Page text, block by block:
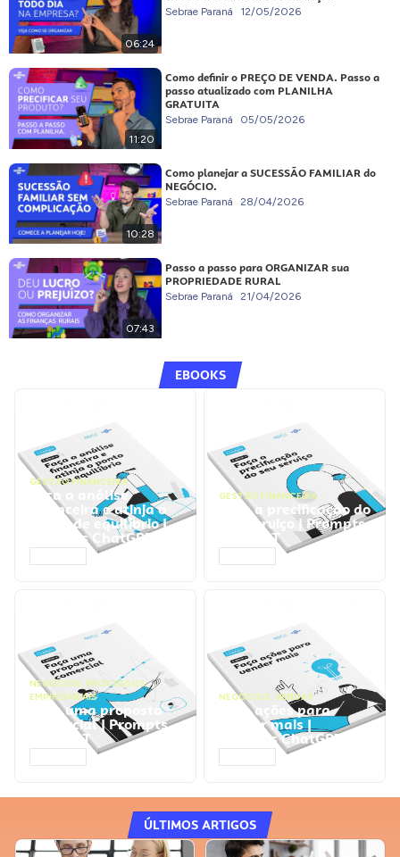
06:24
Sebrae Paraná 12/05/2026
11:20
Como definir o PREÇO DE VENDA. Passo a
passo atualizado com PLANILHA
GRATUITA
Sebrae Paraná 05/05/2026
10:28
Como planejar a SUCESSÃO FAMILIAR do
NEGÓCIO.
Sebrae Paraná 28/04/2026
07:43
Passo a passo para ORGANIZAR sua
PROPRIEDADE RURAL
Sebrae Paraná 21/04/2026
EBOOKS
GESTÃO FINANCEIRA
Faça a análise
financeira e atinja o
ponto de equilíbrio |
Prompts ChatGPT
GESTÃO FINANCEIRA
Faça a precificação do
seu serviço | Prompts
ChatGPT
NEGÓCIOS, PROCESSOS
EMPRESARIAIS
Faça uma proposta
comercial | Prompts
ChatGPT
NEGÓCIOS, VENDAS
Faça ações para
vender mais |
Prompts ChatGPT
ÚLTIMOS ARTIGOS